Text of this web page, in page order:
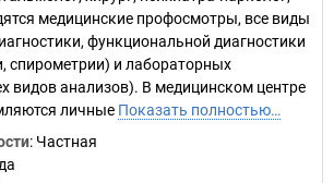
медицинские профосмотры, все виды
функциональной диагностики
спирометрии) и лабораторных
видов анализов). В медицинском центре
личные Показать полностью…
: Частная